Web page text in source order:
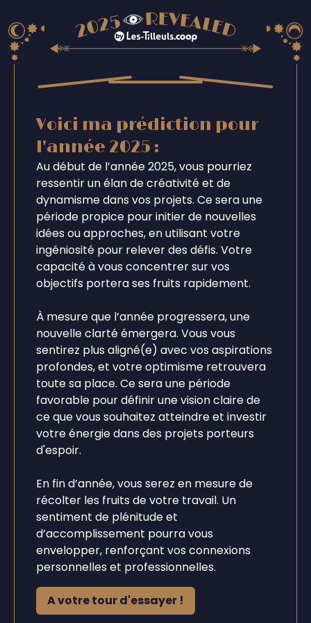
Voici ma prédiction pour
l'année 2025 :
Au début de l’année 2025, vous pourriez
ressentir un élan de créativité et de
dynamisme dans vos projets. Ce sera une
période propice pour initier de nouvelles
idées ou approches, en utilisant votre
ingéniosité pour relever des défis. Votre
capacité à vous concentrer sur vos
objectifs portera ses fruits rapidement.
À mesure que l’année progressera, une
nouvelle clarté émergera. Vous vous
sentirez plus aligné(e) avec vos aspirations
profondes, et votre optimisme retrouvera
toute sa place. Ce sera une période
favorable pour définir une vision claire de
ce que vous souhaitez atteindre et investir
votre énergie dans des projets porteurs
d'espoir.
En fin d’année, vous serez en mesure de
récolter les fruits de votre travail. Un
sentiment de plénitude et
d’accomplissement pourra vous
envelopper, renforçant vos connexions
personnelles et professionnelles.
A votre tour d'essayer !